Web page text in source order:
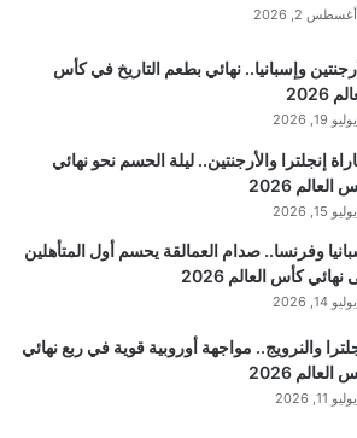
أغسطس 2, 2026
وإسبانيا.. نهائي بطعم التاريخ في كأس
2026
يوليو 19, 2026
إنجلترا والأرجنتين.. ليلة الحسم نحو نهائي
العالم 2026
يوليو 15, 2026
وفرنسا.. صدام العمالقة يحسم أول المتأهلين
نهائي كأس العالم 2026
يوليو 14, 2026
والنرويج.. مواجهة أوروبية قوية في ربع نهائي
العالم 2026
يوليو 11, 2026